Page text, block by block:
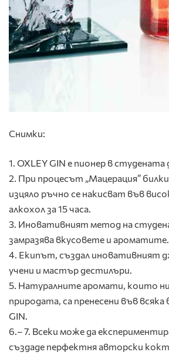
Снимки:
1. OXLEY GIN е пионер в студената
2. При процесът „Мацерация”
изцяло ръчно се накисват във
алкохол за 15 часа.
3. Иновативният метод на
замразява вкусовете и ароматите.
4. Екипът, създал иновативният
учени и мастър дестилъри.
5. Натуралните аромати, които
природата, са пренесени във всяка
GIN.
6.– 7. Всеки може да
създаде перфектня авторски